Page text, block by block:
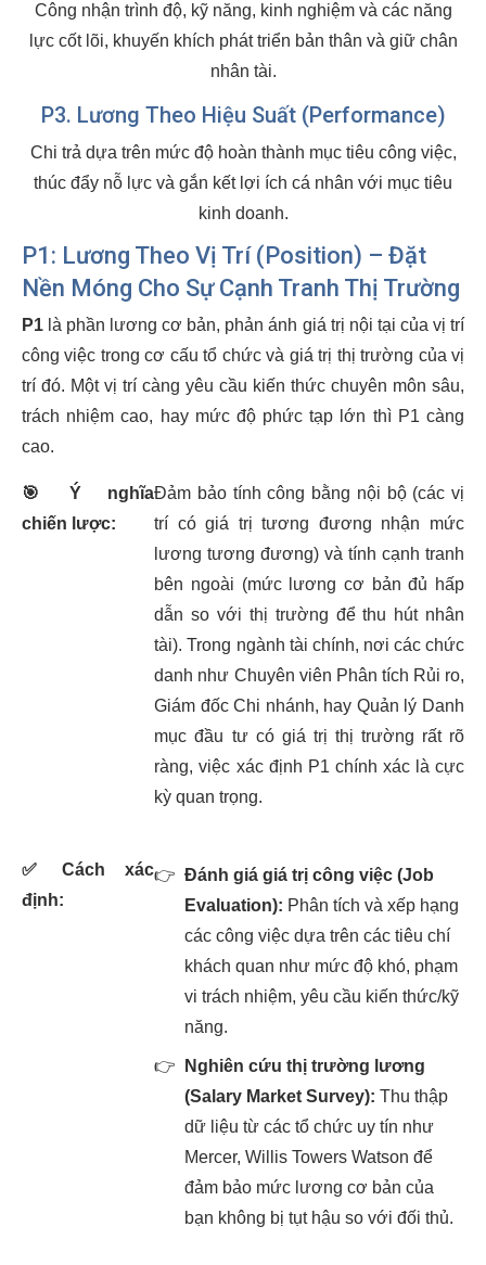
Công nhận trình độ, kỹ năng, kinh nghiệm và các năng
lực cốt lõi, khuyến khích phát triển bản thân và giữ chân
nhân tài.
P3. Lương Theo Hiệu Suất (Performance)
Chi trả dựa trên mức độ hoàn thành mục tiêu công việc,
thúc đẩy nỗ lực và gắn kết lợi ích cá nhân với mục tiêu
kinh doanh.
P1: Lương Theo Vị Trí (Position) – Đặt
Nền Móng Cho Sự Cạnh Tranh Thị Trường
P1 là phần lương cơ bản, phản ánh giá trị nội tại của vị trí
công việc trong cơ cấu tổ chức và giá trị thị trường của vị
trí đó. Một vị trí càng yêu cầu kiến thức chuyên môn sâu,
trách nhiệm cao, hay mức độ phức tạp lớn thì P1 càng
cao.
🎯
Ý nghĩa
chiến lược:
Đảm bảo tính công bằng nội bộ (các vị
trí có giá trị tương đương nhận mức
lương tương đương) và tính cạnh tranh
bên ngoài (mức lương cơ bản đủ hấp
dẫn so với thị trường để thu hút nhân
tài). Trong ngành tài chính, nơi các chức
danh như Chuyên viên Phân tích Rủi ro,
Giám đốc Chi nhánh, hay Quản lý Danh
mục đầu tư có giá trị thị trường rất rõ
ràng, việc xác định P1 chính xác là cực
kỳ quan trọng.
✅
Cách xác
định:
👉 Đánh giá giá trị công việc (Job
Evaluation): Phân tích và xếp hạng
các công việc dựa trên các tiêu chí
khách quan như mức độ khó, phạm
vi trách nhiệm, yêu cầu kiến thức/kỹ
năng.
👉
Nghiên cứu thị trường lương
(Salary Market Survey): Thu thập
dữ liệu từ các tổ chức uy tín như
Mercer, Willis Towers Watson để
đảm bảo mức lương cơ bản của
bạn không bị tụt hậu so với đối thủ.